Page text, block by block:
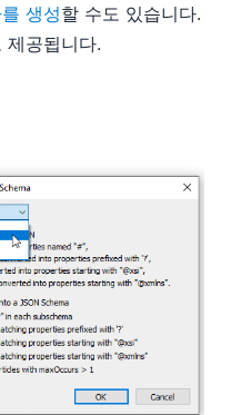
생성할 수도 있습니다.
제공됩니다.